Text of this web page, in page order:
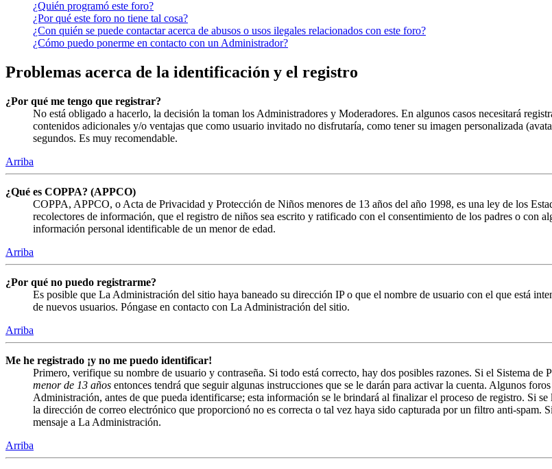
¿Quién programó este foro?
¿Por qué este foro no tiene tal cosa?
¿Con quién se puede contactar acerca de abusos o usos ilegales relacionados con este foro?
¿Cómo puedo ponerme en contacto con un Administrador?
Problemas acerca de la identificación y el registro
¿Por qué me tengo que registrar?
No está obligado a hacerlo, la decisión la toman los Administradores y Moderadores. En algunos casos necesitará
contenidos adicionales y/o ventajas que como usuario invitado no disfrutaría, como tener su imagen personalizada
segundos. Es muy recomendable.
Arriba
¿Qué es COPPA? (APPCO)
COPPA, APPCO, o Acta de Privacidad y Protección de Niños menores de 13 años del año 1998, es una ley de los
recolectores de información, que el registro de niños sea escrito y ratificado con el consentimiento de los padres o con
información personal identificable de un menor de edad.
Arriba
¿Por qué no puedo registrarme?
Es posible que La Administración del sitio haya baneado su dirección IP o que el nombre de usuario con el que está
de nuevos usuarios. Póngase en contacto con La Administración del sitio.
Arriba
Me he registrado ¡y no me puedo identificar!
Primero, verifique su nombre de usuario y contraseña. Si todo está correcto, hay dos posibles razones. Si el Sistema
menor de 13 años entonces tendrá que seguir algunas instrucciones que se le darán para activar la cuenta. Algunos
Administración, antes de que pueda identificarse; esta información se le brindará al finalizar el proceso de registro. Si
la dirección de correo electrónico que proporcionó no es correcta o tal vez haya sido capturada por un filtro anti-spam.
mensaje a La Administración.
Arriba